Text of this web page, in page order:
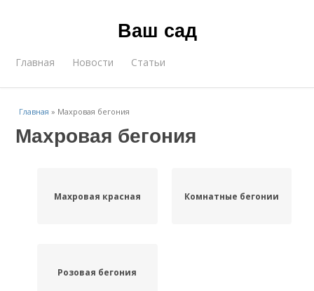
Ваш сад
Главная Новости Статьи
Главная » Махровая бегония
Махровая бегония
Махровая красная Комнатные бегонии
Розовая бегония